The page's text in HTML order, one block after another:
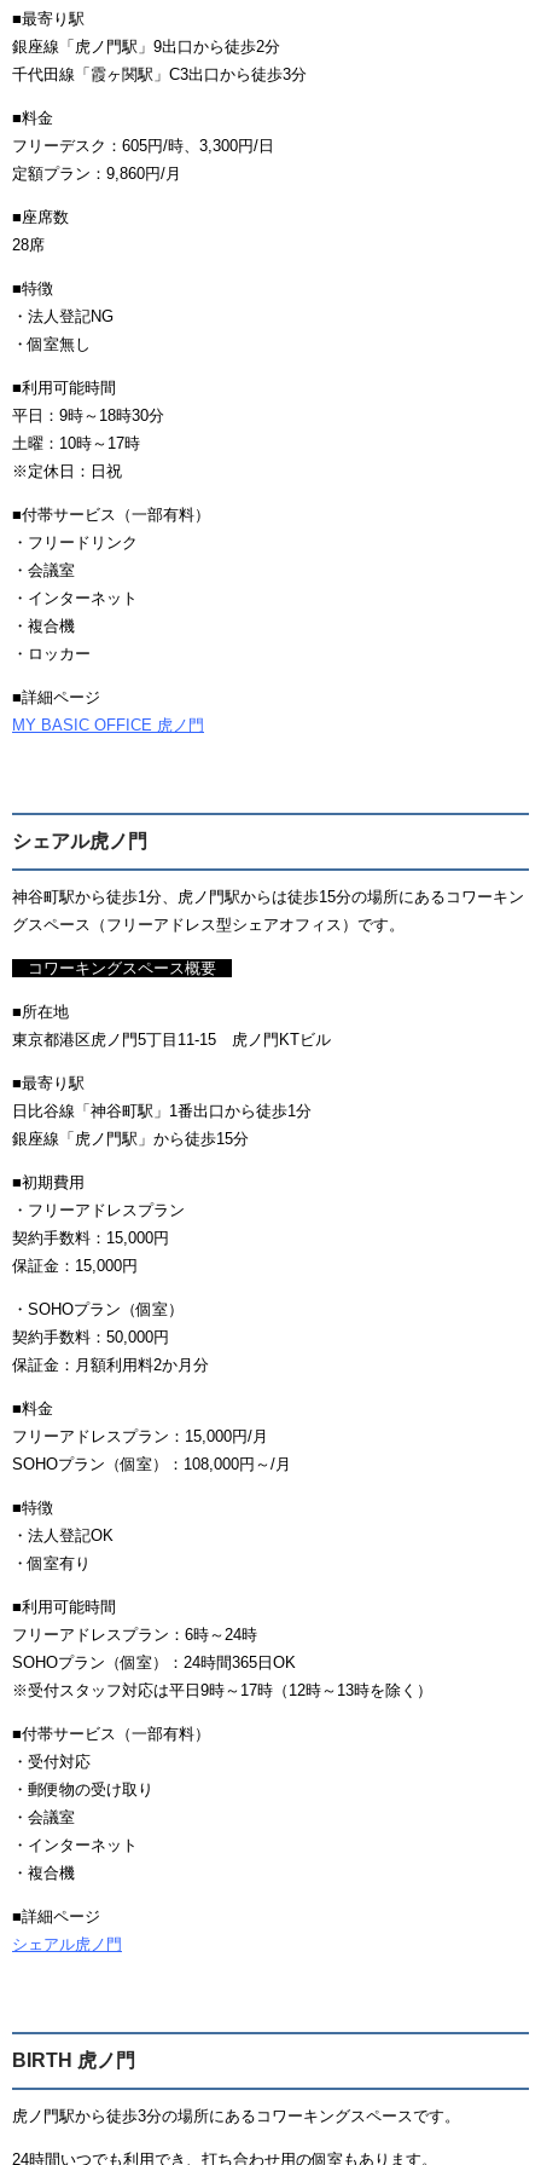
■最寄り駅
銀座線「虎ノ門駅」9出口から徒歩2分
千代田線「霞ヶ関駅」C3出口から徒歩3分
■料金
フリーデスク：605円/時、3,300円/日
定額プラン：9,860円/月
■座席数
28席
■特徴
・法人登記NG
・個室無し
■利用可能時間
平日：9時～18時30分
土曜：10時～17時
※定休日：日祝
■付帯サービス（一部有料）
・フリードリンク
・会議室
・インターネット
・複合機
・ロッカー
■詳細ページ
MY BASIC OFFICE 虎ノ門
シェアル虎ノ門
神谷町駅から徒歩1分、虎ノ門駅からは徒歩15分の場所にあるコワーキン
グスペース（フリーアドレス型シェアオフィス）です。
コワーキングスペース概要
■所在地
東京都港区虎ノ門5丁目11-15 虎ノ門KTビル
■最寄り駅
日比谷線「神谷町駅」1番出口から徒歩1分
銀座線「虎ノ門駅」から徒歩15分
■初期費用
・フリーアドレスプラン
契約手数料：15,000円
保証金：15,000円
・SOHOプラン（個室）
契約手数料：50,000円
保証金：月額利用料2か月分
■料金
フリーアドレスプラン：15,000円/月
SOHOプラン（個室）：108,000円～/月
■特徴
・法人登記OK
・個室有り
■利用可能時間
フリーアドレスプラン：6時～24時
SOHOプラン（個室）：24時間365日OK
※受付スタッフ対応は平日9時～17時（12時～13時を除く）
■付帯サービス（一部有料）
・受付対応
・郵便物の受け取り
・会議室
・インターネット
・複合機
■詳細ページ
シェアル虎ノ門
BIRTH 虎ノ門
虎ノ門駅から徒歩3分の場所にあるコワーキングスペースです。
24時間いつでも利用でき、打ち合わせ用の個室もあります。